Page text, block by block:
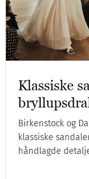
Klassiske
Birkenstock og
klassiske
håndlagde